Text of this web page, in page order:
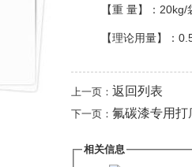
【重 量】：20kg/
【理论用量】：
上一页： 返回列表
下一页： 氟碳漆专用打
相关信息